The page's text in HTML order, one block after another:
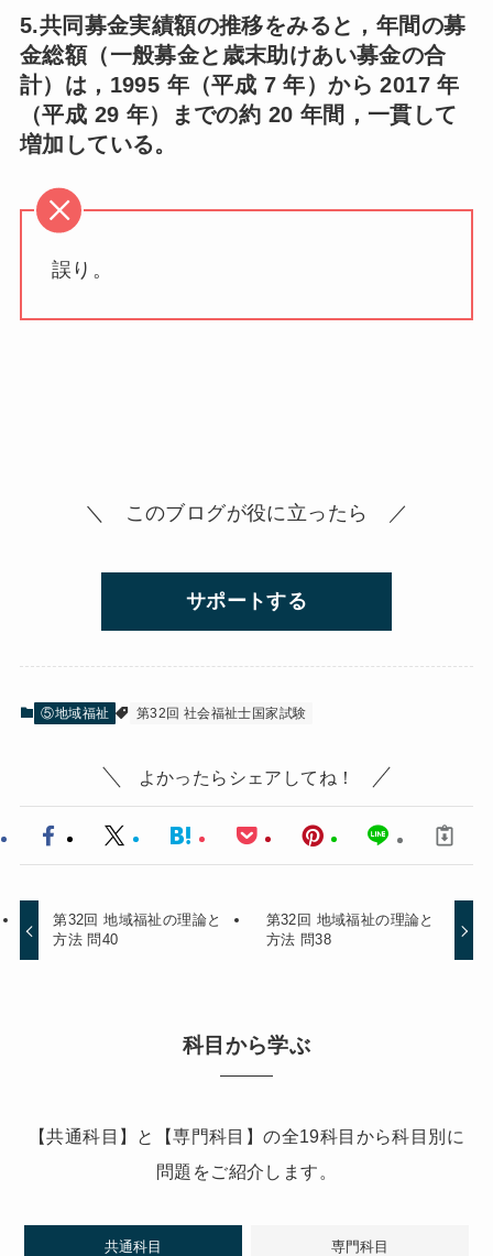
5.共同募金実績額の推移をみると，年間の募
金総額（一般募金と歳末助けあい募金の合
計）は，1995 年（平成 7 年）から 2017 年
（平成 29 年）までの約 20 年間，一貫して
増加している。
誤り。
＼ このブログが役に立ったら ／
サポートする
⑤地域福祉 第32回 社会福祉士国家試験
よかったらシェアしてね！
第32回 地域福祉の理論と
方法 問40
第32回 地域福祉の理論と
方法 問38
科目から学ぶ
【共通科目】と【専門科目】の全19科目から科目別に
問題をご紹介します。
共通科目 専門科目